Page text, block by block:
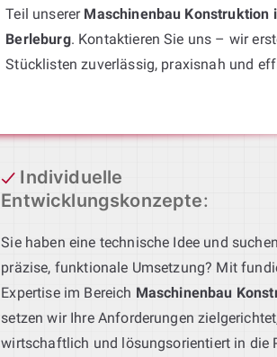
Teil unserer Maschinenbau Konstruktion
Berleburg. Kontaktieren Sie uns – wir
Stücklisten zuverlässig, praxisnah und
Individuelle
Entwicklungskonzepte:
Sie haben eine technische Idee und
präzise, funktionale Umsetzung? Mit
Expertise im Bereich Maschinenbau
setzen wir Ihre Anforderungen
wirtschaftlich und lösungsorientiert in die